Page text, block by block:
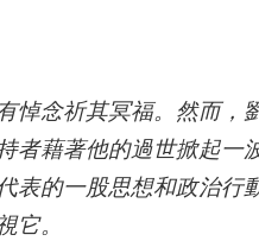
悼念祈其冥福。然而，
者藉著他的過世掀起一
表的一股思想和政治行
。